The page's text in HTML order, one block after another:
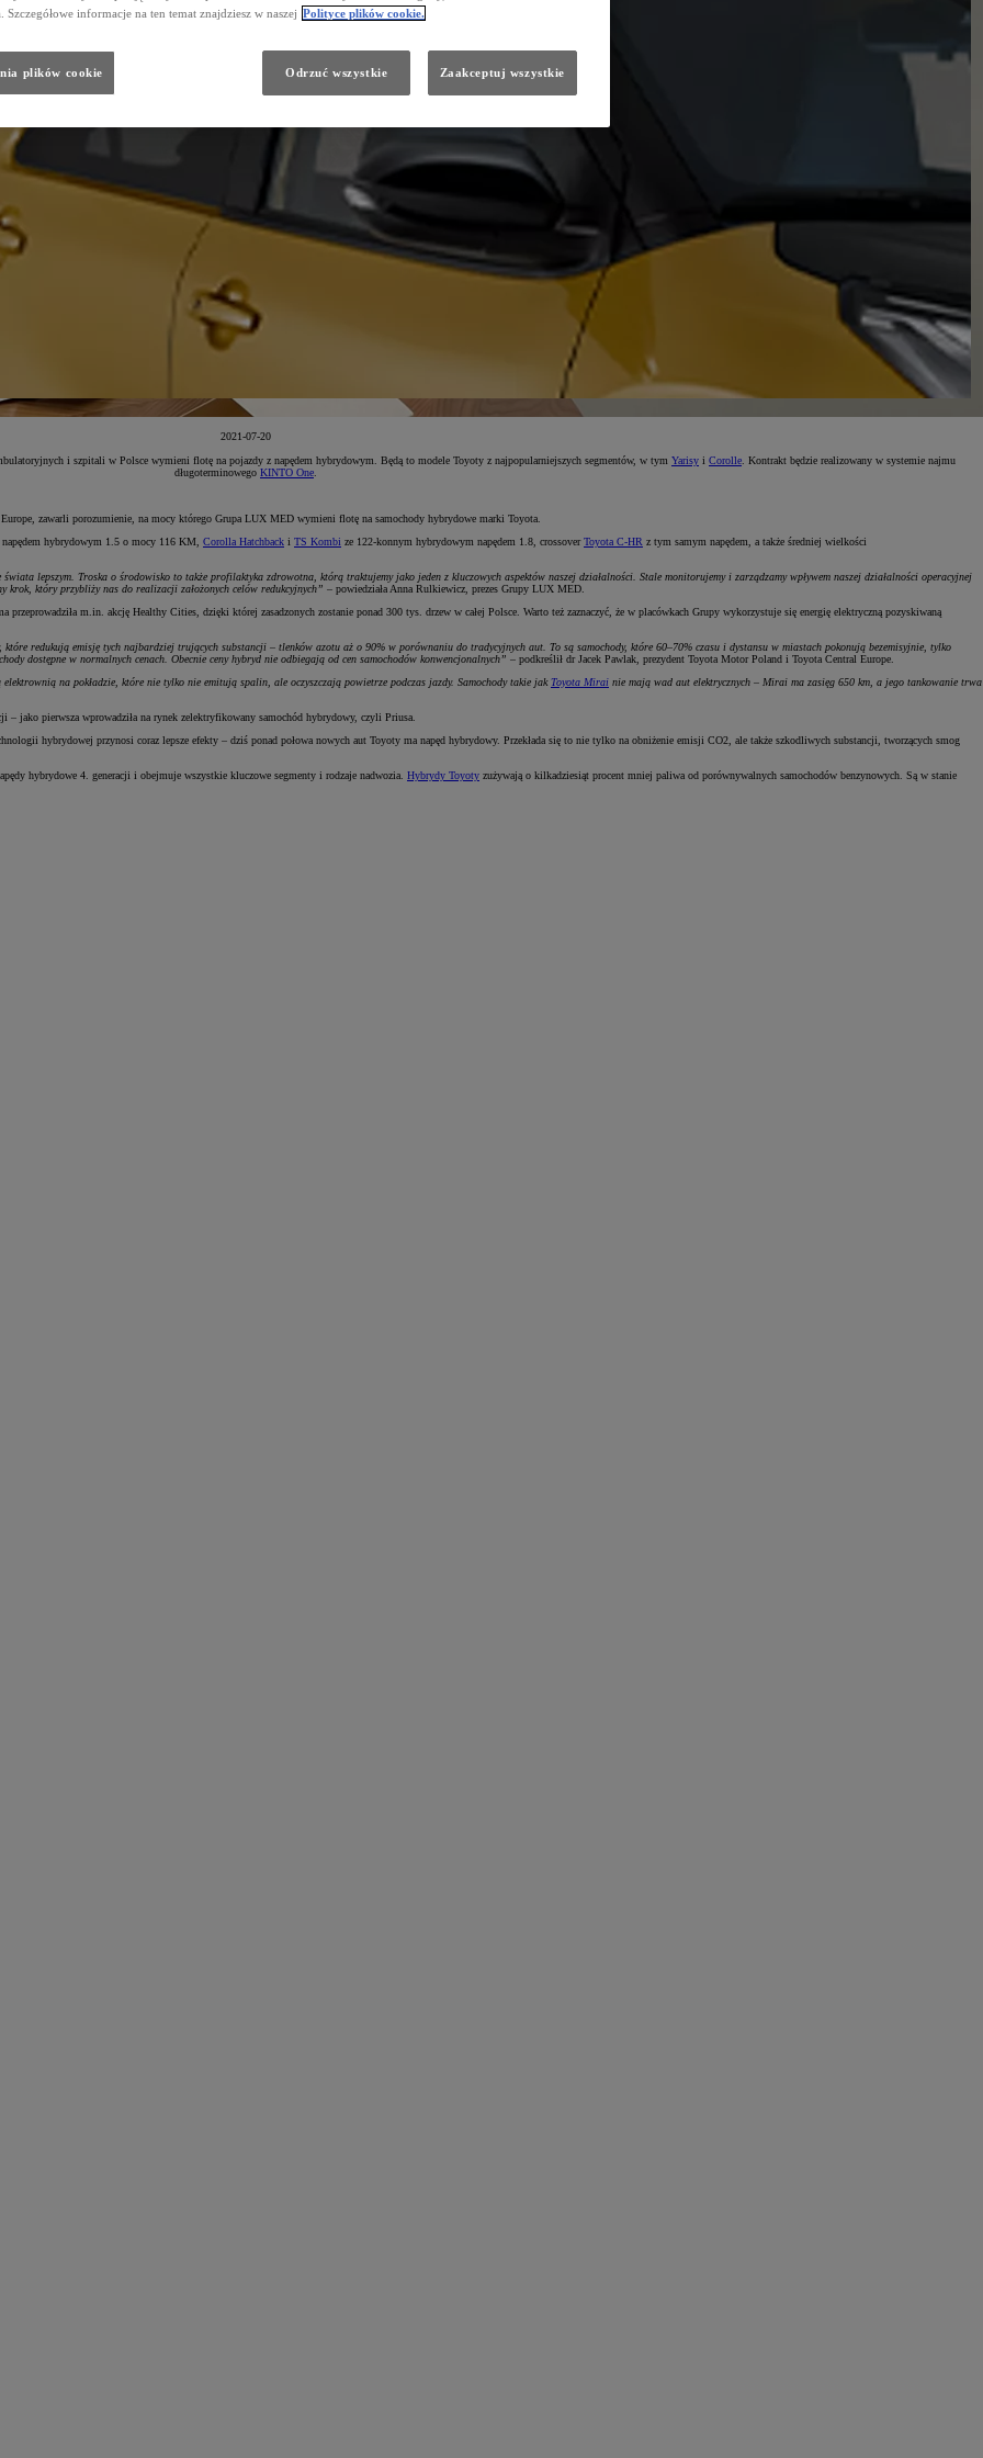
2021-07-20
i szpitali w Polsce wymieni flotę na pojazdy z napędem hybrydowym. Będą to modele Toyoty z najpopularniejszych segmentów, w tym Yarisy i Corolle . Kontrakt będzie realizowany w systemie najmu
długoterminowego KINTO One
zawarli porozumienie, na mocy którego Grupa LUX MED wymieni flotę na samochody hybrydowe marki Toyota.
napędem hybrydowym 1.5 o mocy 116 KM, Corolla Hatchback i TS Kombi ze 122-konnym hybrydowym napędem 1.8, crossoverToyota C-HR z tym samym napędem, a także średniej wielkości
lepszym. Troska o środowisko to także profilaktyka zdrowotna, którą traktujemy jako jeden z kluczowych aspektów naszej działalności. Stale monitorujemy i zarządzamy wpływem naszej działalności operacyjnej
który przybliży nas do realizacji założonych celów redukcyjnych” – powiedziała Anna Rulkiewicz, prezes Grupy LUX MED.
m.in. akcję Healthy Cities, dzięki której zasadzonych zostanie ponad 300 tys. drzew w całej Polsce. Warto też zaznaczyć, że w placówkach Grupy wykorzystuje się energię elektryczną pozyskiwaną
redukują emisję tych najbardziej trujących substancji – tlenków azotu aż o 90% w porównaniu do tradycyjnych aut. To są samochody, które 60–70% czasu i dystansu w miastach pokonują bezemisyjnie, tylko
dostępne w normalnych cenach. Obecnie ceny hybryd nie odbiegają od cen samochodów konwencjonalnych” – podkreślił dr Jacek Pawlak, prezydent Toyota Motor Poland i Toyota Central Europe.
na pokładzie, które nie tylko nie emitują spalin, ale oczyszczają powietrze podczas jazdy. Samochody takie jakToyota Mirai nie mają wad aut elektrycznych – Mirai ma zasięg 650 km, a jego tankowanie trwa
jako pierwsza wprowadziła na rynek zelektryfikowany samochód hybrydowy, czyli Priusa.
hybrydowej przynosi coraz lepsze efekty – dziś ponad połowa nowych aut Toyoty ma napęd hybrydowy. Przekłada się to nie tylko na obniżenie emisji CO2, ale także szkodliwych substancji, tworzących smog
hybrydowe 4. generacji i obejmuje wszystkie kluczowe segmenty i rodzaje nadwozia. Hybrydy Toyoty zużywają o kilkadziesiąt procent mniej paliwa od porównywalnych samochodów benzynowych. Są w stanie
Szczegółowe informacje na ten temat znajdziesz w naszej Polityce plików cookie.
Odrzuć wszystkie Zaakceptuj wszystkie
plików cookie